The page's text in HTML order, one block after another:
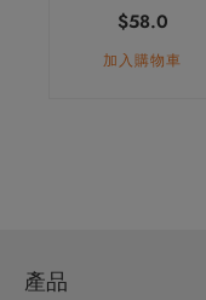
$58.0
加入購物車
產品